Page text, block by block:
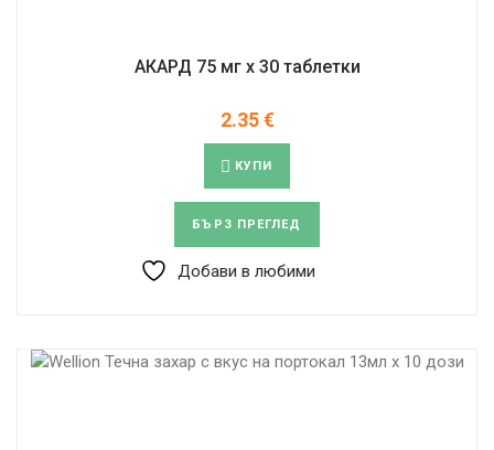
АКАРД 75 мг x 30 таблетки
2.35€
КУПИ
БЪРЗ ПРЕГЛЕД
Добави в любими